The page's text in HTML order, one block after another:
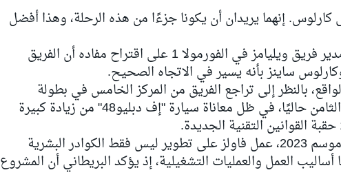
إنهما يريدان أن يكونا جزءًا من هذه الرحلة، وهذا أفضل
بهذه الكلمات رد جايمس فاولز مدير فريق ويليامز في الفورمولا 1 على اقتراح مفاده أن الفريق
ساينز بأنه يسير في الاتجاه الصحيح.
بالنظر إلى تراجع الفريق من المركز الخامس في بطولة
الصانعين لعام 2025 إلى المركز الثامن حاليًا، في ظل معاناة سيارة "إف دبليو48" من زيادة كبيرة
ومنذ انضمامه إلى ويليامز قبل موسم 2023، عمل فاولز على تطوير ليس فقط الكوادر البشرية
العمل والعمليات التشغيلية، إذ يؤكد البريطاني أن المشروع